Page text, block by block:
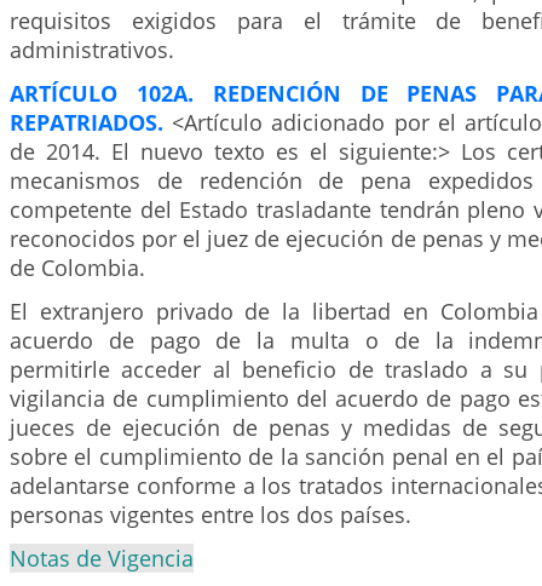
requisitos exigidos para el trámite de
administrativos.
ARTÍCULO 102A. REDENCIÓN DE PENAS
REPATRIADOS. <Artículo adicionado por el
de 2014. El nuevo texto es el siguiente:> Los
mecanismos de redención de pena
competente del Estado trasladante tendrán pleno
reconocidos por el juez de ejecución de penas y
de Colombia.
El extranjero privado de la libertad en
acuerdo de pago de la multa o de la
permitirle acceder al beneficio de traslado a su
vigilancia de cumplimiento del acuerdo de pago
jueces de ejecución de penas y medidas de
sobre el cumplimiento de la sanción penal en el
adelantarse conforme a los tratados
personas vigentes entre los dos países.
Notas de Vigencia